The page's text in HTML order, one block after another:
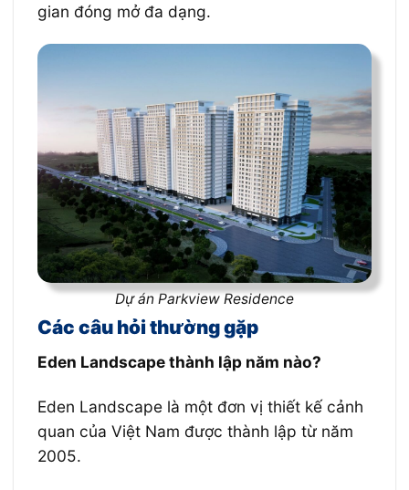
gian đóng mở đa dạng.
Dự án Parkview Residence
Các câu hỏi thường gặp
Eden Landscape thành lập năm nào?
Eden Landscape là một đơn vị thiết kế cảnh
quan của Việt Nam được thành lập từ năm
2005.